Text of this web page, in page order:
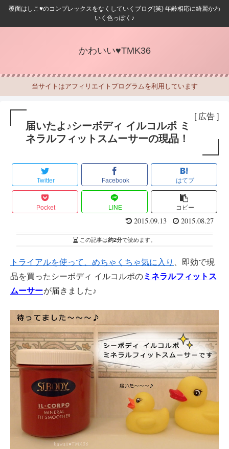
覆面はしこ♥のコンプレックスをなくしていくブログ(笑) 年齢相応に綺麗かわ
いく色っぽく♪
かわいい♥TMK36
当サイトはアフィリエイトプログラムを利用しています
[ 広告 ]
届いたよ♪シーボディ イルコルポ ミ
ネラルフィットスムーサーの現品！
Twitter Facebook はてブ
Pocket LINE コピー
2015.09.13 2015.08.27
この記事は約2分で読めます。
トライアルを使って、めちゃくちゃ気に入り
、即効で現
品を買ったシーボディ イルコルポのミネラルフィットス
ムーサーが届きました♪